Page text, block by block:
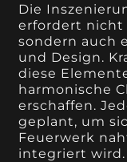
Die
erfordert nicht
sondern auch
und Design.
diese
harmonische
erschaffen.
geplant, um
Feuerwerk
integriert wird.